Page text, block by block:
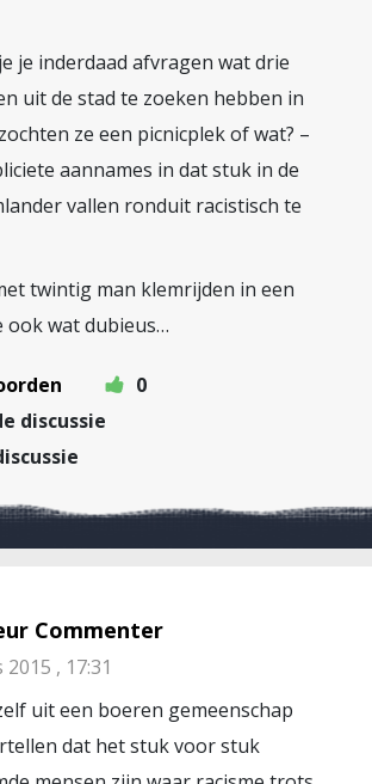
je inderdaad afvragen wat drie
uit de stad te zoeken hebben in
ze een picnicplek of wat? –
aannames in dat stuk in de
vallen ronduit racistisch te
twintig man klemrijden in een
ook wat dubieus…
0
discussie
Commenter
, 17:31
uit een boeren gemeenschap
dat het stuk voor stuk